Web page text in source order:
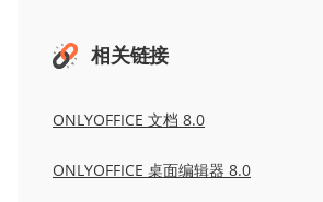
相关链接
ONLYOFFICE 文档 8.0
ONLYOFFICE 桌面编辑器 8.0